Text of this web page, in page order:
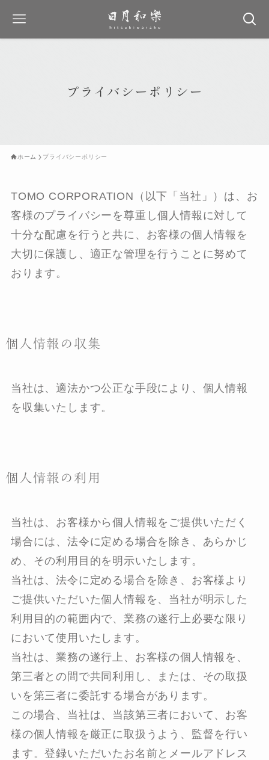
プライバシーポリシー
ホーム プライバシーポリシー
TOMO CORPORATION（以下「当社」）は、お
客様のプライバシーを尊重し個人情報に対して
十分な配慮を行うと共に、お客様の個人情報を
大切に保護し、適正な管理を行うことに努めて
おります。
個人情報の収集
当社は、適法かつ公正な手段により、個人情報
を収集いたします。
個人情報の利用
当社は、お客様から個人情報をご提供いただく
場合には、法令に定める場合を除き、あらかじ
め、その利用目的を明示いたします。
当社は、法令に定める場合を除き、お客様より
ご提供いただいた個人情報を、当社が明示した
利用目的の範囲内で、業務の遂行上必要な限り
において使用いたします。
当社は、業務の遂行上、お客様の個人情報を、
第三者との間で共同利用し、または、その取扱
いを第三者に委託する場合があります。
この場合、当社は、当該第三者において、お客
様の個人情報を厳正に取扱うよう、監督を行い
ます。登録いただいたお名前とメールアドレス